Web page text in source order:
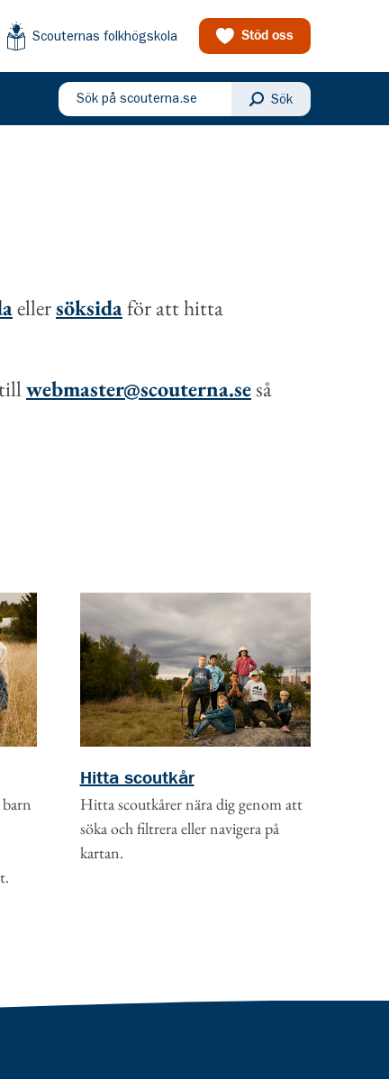
Scouternas folkhögskola Stöd oss
Sök på scouterna.se Sök
ellersöksidaför att hitta
webmaster@scouterna.seså
Hitta scoutkår
Hitta scoutkårer nära dig genom att
söka och filtrera eller navigera på
kartan.